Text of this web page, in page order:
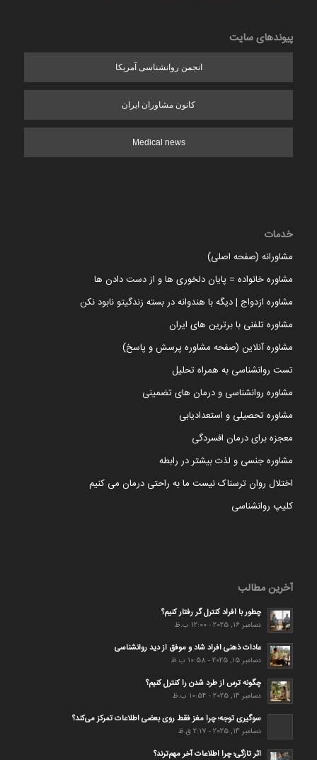
پیوندهای سایت
انجمن روانشناسی آمریکا
کانون مشاوران ایران
Medical news
خدمات
مشاورانه (صفحه اصلی)
مشاوره خانواده = پایان دلخوری ها و از دست دادن ها
مشاوره ازدواج | دیگه با هندوانه در بسته زندگیتو نابود نکن
مشاوره تلفنی با برترین های ایران
مشاوره آنلاین (صفحه مشاوره پرسش و پاسخ)
تست روانشناسی به همراه تحلیل
مشاوره روانشناسی و درمان های تضمینی
مشاوره تحصیلی و استعدادیابی
معجزه برای درمان افسردگی
مشاوره جنسی و لذت بیشتر در رابطه
اختلال روان ترسناک نیست ما به راحتی درمان می کنیم
کلیپ روانشناسی
آخرین مطالب
چطور با افراد کنترل گر رفتار کنیم؟
دسامبر 16, 2025 - 12:00 ب.ظ
عادات ذهنی افراد شاد و موفق از دید روانشناسی
دسامبر 15, 2025 - 10:58 ب.ظ
چگونه ترس از طرد شدن را کنترل کنیم؟
دسامبر 14, 2025 - 10:54 ب.ظ
سوگیری توجه؛ چرا مغز فقط روی بعضی اطلاعات تمرکز می‌کند؟
دسامبر 14, 2025 - 2:17 ق.ظ
اثر تازگی؛ چرا اطلاعات آخر مهم‌ترند؟